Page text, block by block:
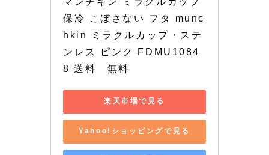
保冷 こぼさない フタ munc
hkin ミラクルカップ・ステ
ンレス ピンク FDMU1084
8 送料　無料
楽天市場で見る
Yahoo!ショッピングで見る